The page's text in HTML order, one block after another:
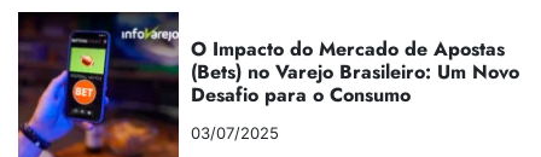
O Impacto do Mercado de Apostas
(Bets) no Varejo Brasileiro: Um Novo
Desafio para o Consumo
03/07/2025